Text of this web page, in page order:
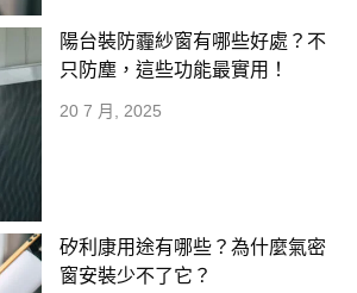
陽台裝防霾紗窗有哪些好處？不
只防塵，這些功能最實用！
20 7 月, 2025
矽利康用途有哪些？為什麼氣密
窗安裝少不了它？